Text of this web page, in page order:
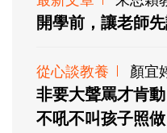
開學前，讓老師
從心談教養 顏宜
非要大聲罵才肯
不吼不叫孩子照做